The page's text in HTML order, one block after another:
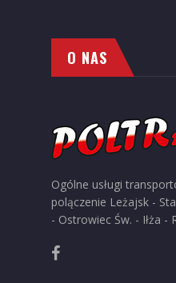
O NAS
Ogólne usługi
polączenie Leżajsk -
- Ostrowiec Św. - Iłża -